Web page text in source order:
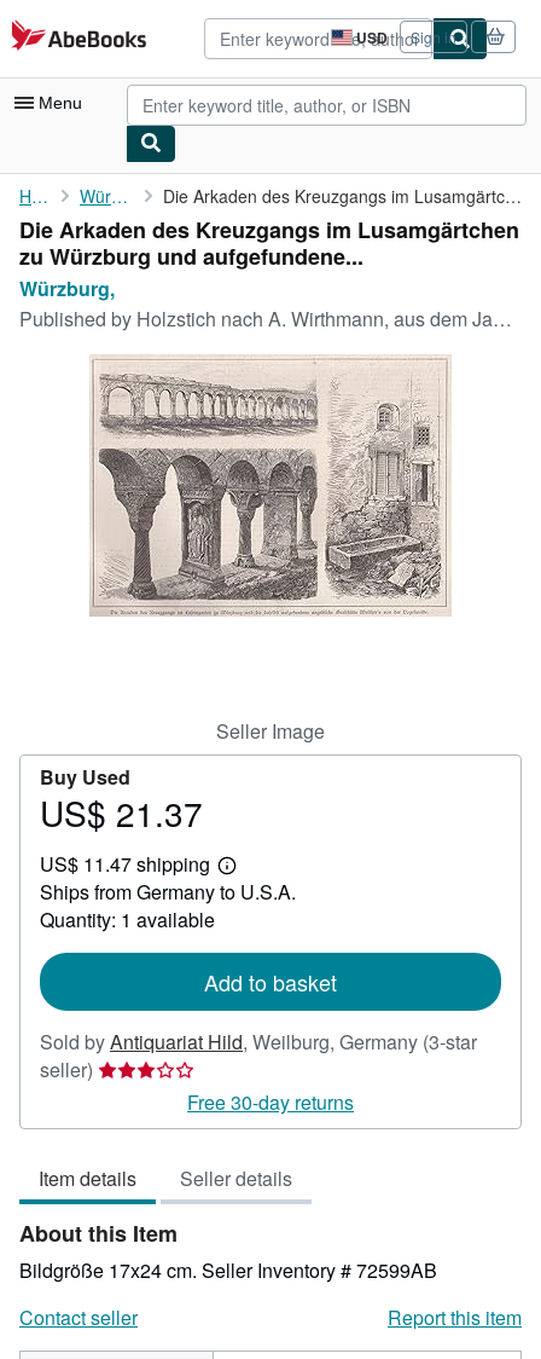
Skip to main content
AbeBooks.com USD
Site
shopping
preferences
Sign in
Menu
My Account
My Purchases
Advanced Search
Browse Collections
Rare Books
Art & Collectibles
Textbooks
CLOSE
Home Würzburg, Die Arkaden des Kreuzgangs im Lusamgärtchen zu Würzburg und ...
Die Arkaden des Kreuzgangs im Lusamgärtchen
zu Würzburg und aufgefundene...
Würzburg,
Published by Holzstich nach A. Wirthmann, aus dem Jahr., 1883
Seller Image
Buy Used
Price
21.37
US$ 21.37
US$ 11.47 shipping
Learn
more
Ships from Germany to U.S.A.
Quantity: 1 available
Add to basket
Sold byAntiquariat Hild, Weilburg, Germany (3-star
seller) Seller
3
of
5
stars
Free 30-day returns
Item details Seller details
About this Item
Bildgröße 17x24 cm. Seller Inventory # 72599AB
Contact seller
Report this item